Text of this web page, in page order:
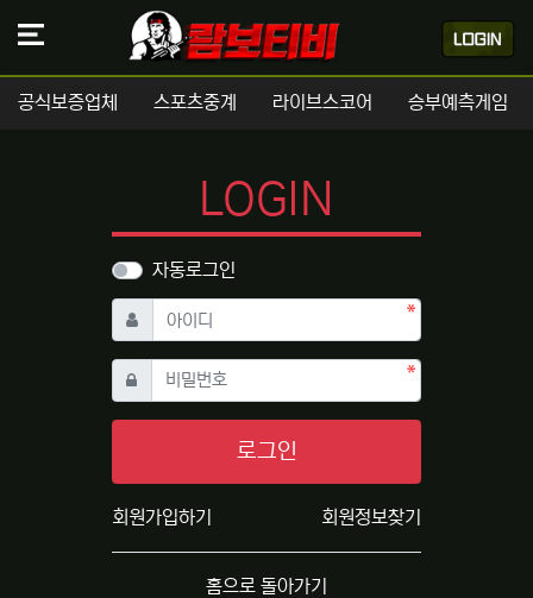
공식보증업체 스포츠중계 라이브스코어 승부예측게임
LOGIN
자동로그인
아이디 필수
비밀번호필수
로그인
회원가입하기 회원정보찾기
홈으로 돌아가기